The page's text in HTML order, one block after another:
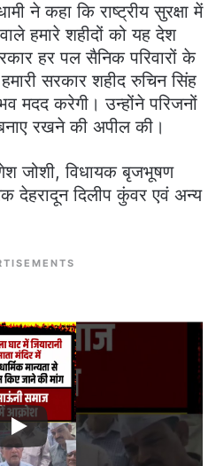
ने कहा कि राष्ट्रीय सुरक्षा में
हमारे शहीदों को यह देश
हर पल सैनिक परिवारों के
सरकार शहीद रुचिन सिंह
मदद करेगी। उन्होंने परिजनों
रखने की अपील की।
जोशी, विधायक बृजभूषण
देहरादून दिलीप कुंवर एवं अन्य